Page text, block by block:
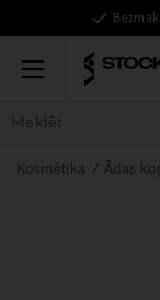
Menu
VISAS PRECES
Kosmētika Ādas